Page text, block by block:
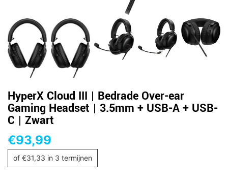
HyperX Cloud III | Bedrade Over-ear
Gaming Headset | 3.5mm + USB-A + USB-
C | Zwart
€93,99
of €31,33 in 3 termijnen